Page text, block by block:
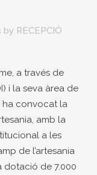
by RECEPCIÓ
a través de
i la seva àrea de
ha convocat la
amb la
a les
de l’artesania
dotació de 7.000